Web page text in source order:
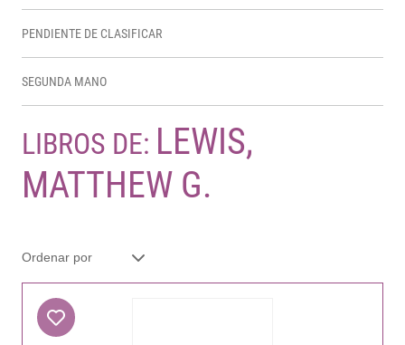
PENDIENTE DE CLASIFICAR
SEGUNDA MANO
LIBROS DE: LEWIS,
MATTHEW G.